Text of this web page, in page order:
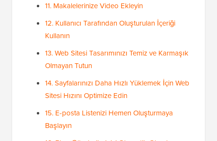
11. Makalelerinize Video Ekleyin
12. Kullanıcı Tarafından Oluşturulan İçeriği
Kullanın
13. Web Sitesi Tasarımınızı Temiz ve Karmaşık
Olmayan Tutun
14. Sayfalarınızı Daha Hızlı Yüklemek İçin Web
Sitesi Hızını Optimize Edin
15. E-posta Listenizi Hemen Oluşturmaya
Başlayın